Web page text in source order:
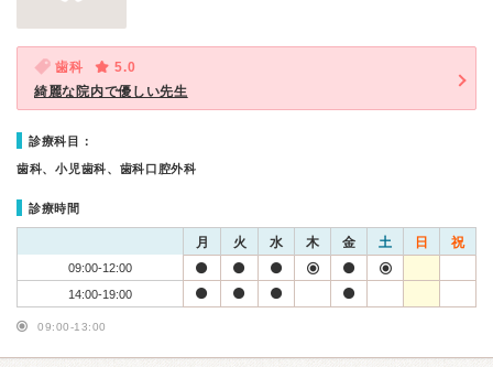
歯科
5.0
綺麗な院内で優しい先生
診療科目：
歯科、小児歯科、歯科口腔外科
診療時間
月 火 水 木 金 土 日 祝
09:00-12:00
14:00-19:00
09:00-13:00